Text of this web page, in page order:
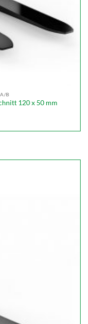
B
120 x 50 mm